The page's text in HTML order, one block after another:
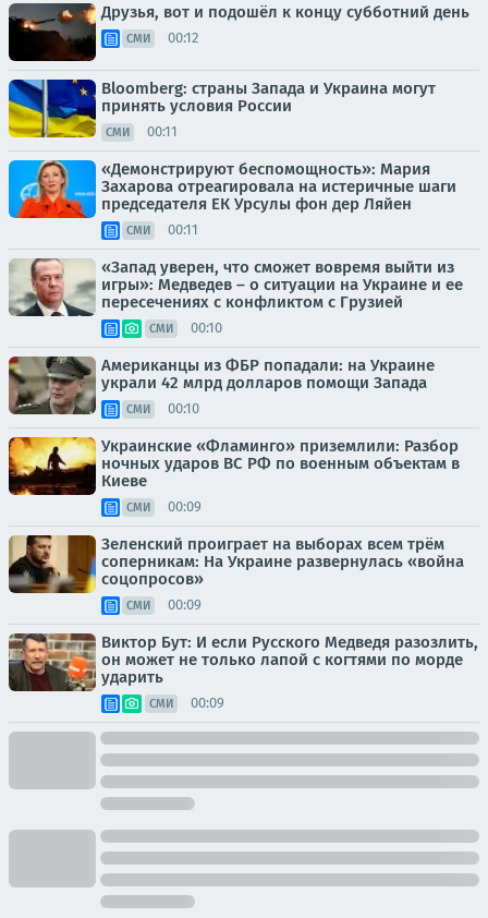
Друзья, вот и подошёл к концу субботний день
СМИ 00:12
Bloomberg: страны Запада и Украина могут
принять условия России
СМИ 00:11
«Демонстрируют беспомощность»: Мария
Захарова отреагировала на истеричные шаги
председателя ЕК Урсулы фон дер Ляйен
СМИ 00:11
«Запад уверен, что сможет вовремя выйти из
игры»: Медведев – о ситуации на Украине и ее
пересечениях с конфликтом с Грузией
СМИ 00:10
Американцы из ФБР попадали: на Украине
украли 42 млрд долларов помощи Запада
СМИ 00:10
Украинские «Фламинго» приземлили: Разбор
ночных ударов ВС РФ по военным объектам в
Киеве
СМИ 00:09
Зеленский проиграет на выборах всем трём
соперникам: На Украине развернулась «война
соцопросов»
СМИ 00:09
Виктор Бут: И если Русского Медведя разозлить,
он может не только лапой с когтями по морде
ударить
СМИ 00:09